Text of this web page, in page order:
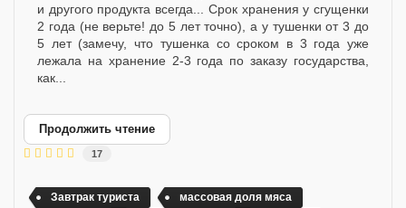
и другого продукта всегда... Срок хранения у сгущенки
2 года (не верьте! до 5 лет точно), а у тушенки от 3 до
5 лет (замечу, что тушенка со сроком в 3 года уже
лежала на хранение 2-3 года по заказу государства,
как...
Продолжить чтение
17
Завтрак туриста
массовая доля мяса